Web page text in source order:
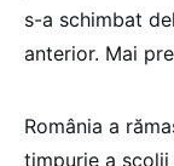
s-a schimbat
anterior. Mai
România a
timpurie a